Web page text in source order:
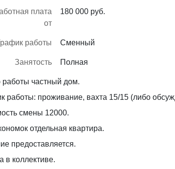
плата
от
180 000 руб.
работы Сменный
Занятость Полная
работы частный дом.
работы: проживание, вахта 15/15 (либо
смены 12000.
отдельная квартира.
предоставляется.
в коллективе.